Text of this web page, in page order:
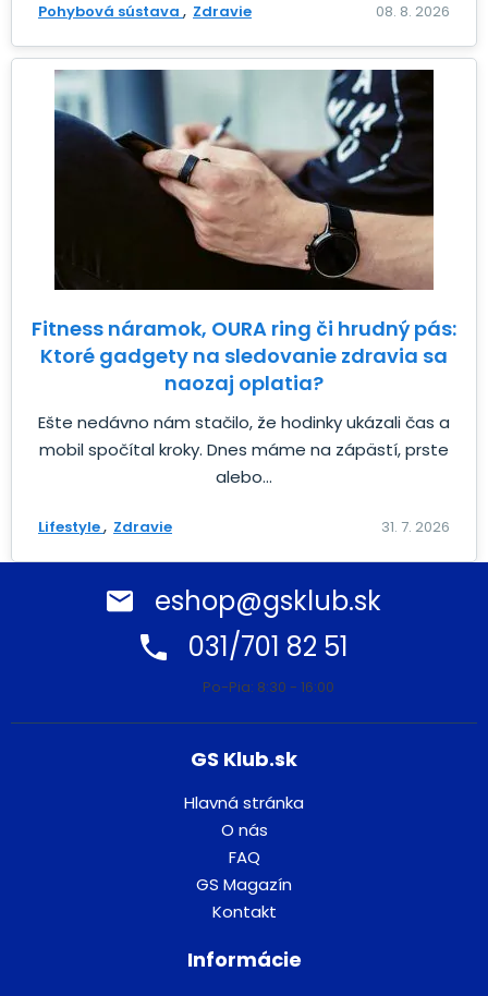
Pohybová sústava Zdravie 08. 8. 2026
Fitness náramok, OURA ring či hrudný pás:
Ktoré gadgety na sledovanie zdravia sa
naozaj oplatia?
Ešte nedávno nám stačilo, že hodinky ukázali čas a
mobil spočítal kroky. Dnes máme na zápästí, prste
alebo...
Lifestyle Zdravie 31. 7. 2026
eshop@gsklub.sk
031/701 82 51
Po-Pia: 8:30 - 16:00
GS Klub.sk
Hlavná stránka
O nás
FAQ
GS Magazín
Kontakt
Informácie